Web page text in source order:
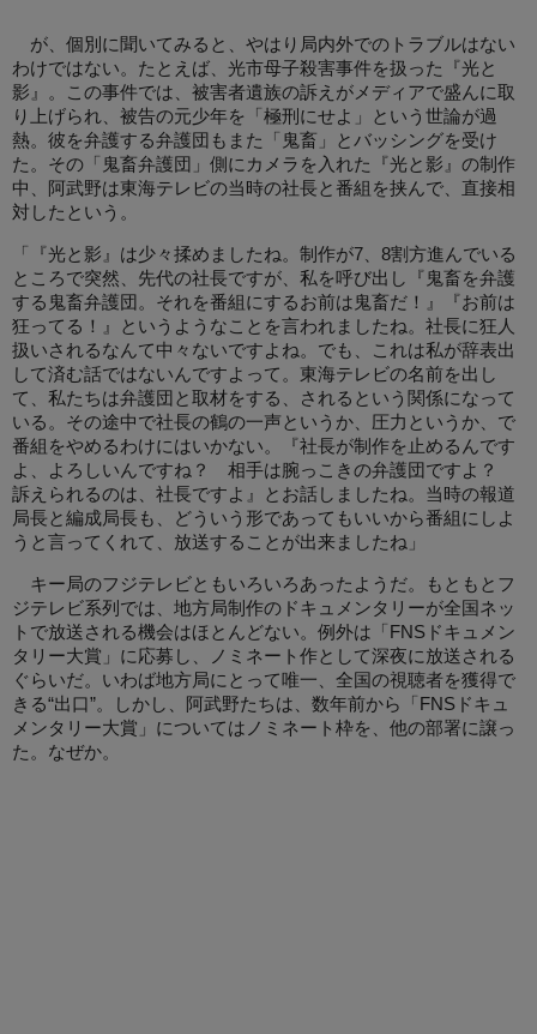
が、個別に聞いてみると、やはり局内外でのトラブルはない
わけではない。たとえば、光市母子殺害事件を扱った『光と
影』。この事件では、被害者遺族の訴えがメディアで盛んに取
り上げられ、被告の元少年を「極刑にせよ」という世論が過
熱。彼を弁護する弁護団もまた「鬼畜」とバッシングを受け
た。その「鬼畜弁護団」側にカメラを入れた『光と影』の制作
中、阿武野は東海テレビの当時の社長と番組を挟んで、直接相
対したという。
「『光と影』は少々揉めましたね。制作が7、8割方進んでいる
ところで突然、先代の社長ですが、私を呼び出し『鬼畜を弁護
する鬼畜弁護団。それを番組にするお前は鬼畜だ！』『お前は
狂ってる！』というようなことを言われましたね。社長に狂人
扱いされるなんて中々ないですよね。でも、これは私が辞表出
して済む話ではないんですよって。東海テレビの名前を出し
て、私たちは弁護団と取材をする、されるという関係になって
いる。その途中で社長の鶴の一声というか、圧力というか、で
番組をやめるわけにはいかない。『社長が制作を止めるんです
よ、よろしいんですね？ 相手は腕っこきの弁護団ですよ？
訴えられるのは、社長ですよ』とお話しましたね。当時の報道
局長と編成局長も、どういう形であってもいいから番組にしよ
うと言ってくれて、放送することが出来ましたね」
キー局のフジテレビともいろいろあったようだ。もともとフ
ジテレビ系列では、地方局制作のドキュメンタリーが全国ネッ
トで放送される機会はほとんどない。例外は「FNSドキュメン
タリー大賞」に応募し、ノミネート作として深夜に放送される
ぐらいだ。いわば地方局にとって唯一、全国の視聴者を獲得で
きる“出口”。しかし、阿武野たちは、数年前から「FNSドキュ
メンタリー大賞」についてはノミネート枠を、他の部署に譲っ
た。なぜか。